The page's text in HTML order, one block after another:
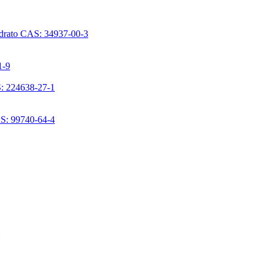
CAS: 34937-00-3
9
224638-27-1
99740-64-4